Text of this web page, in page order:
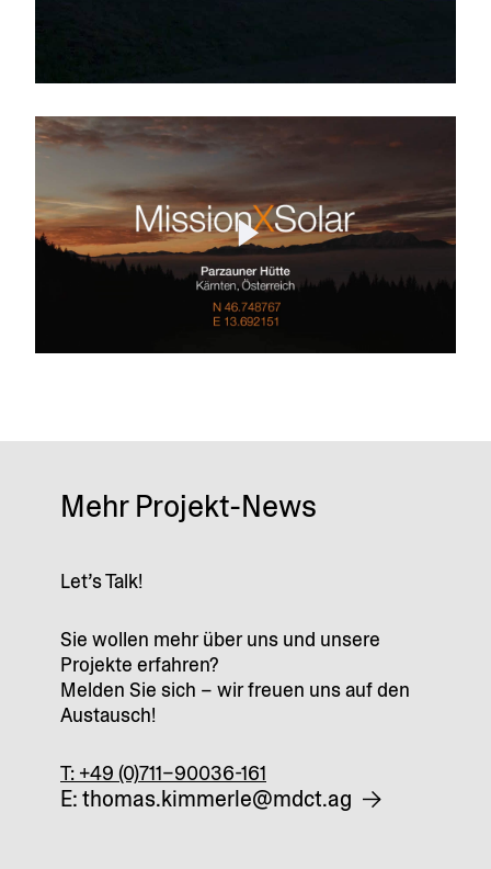
Mehr Projekt-News
Let’s Talk!
Sie wollen mehr über uns und unsere
Projekte erfahren?
Melden Sie sich – wir freuen uns auf den
Austausch!
T: +49 (0)711–90036-161
E: thomas.kimmerle@mdct.ag